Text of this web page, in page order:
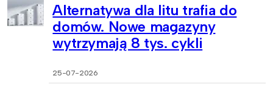
Alternatywa dla litu trafia do
domów. Nowe magazyny
wytrzymają 8 tys. cykli
25-07-2026